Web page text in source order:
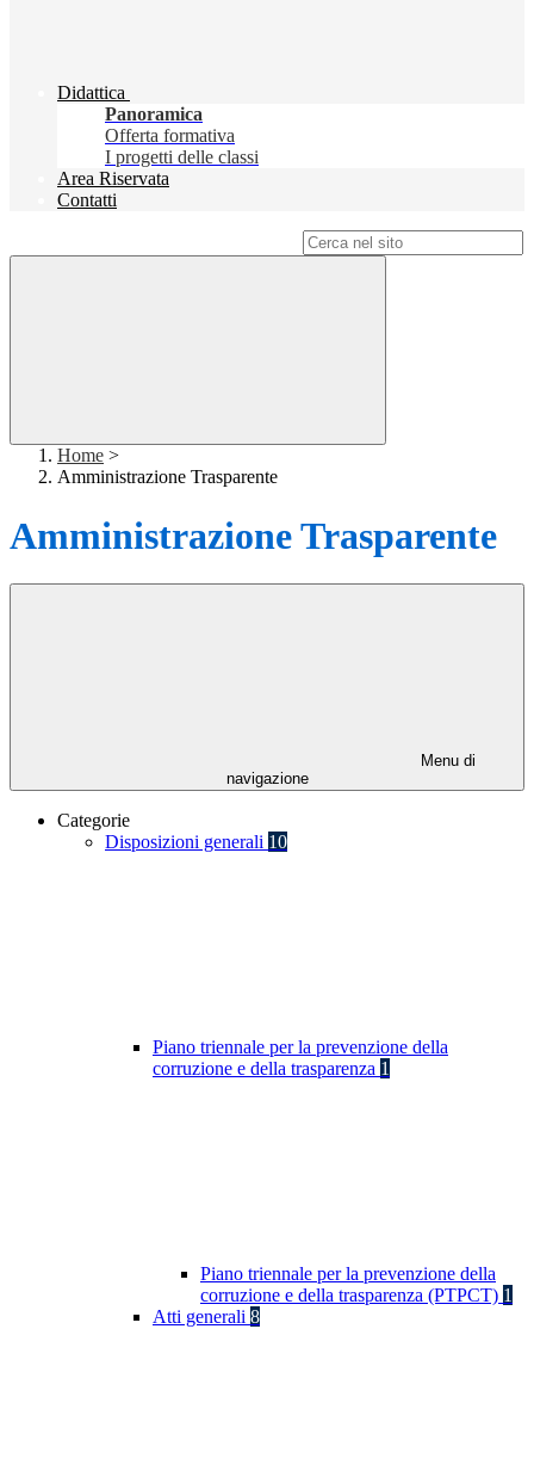
Didattica
Panoramica
Offerta formativa
I progetti delle classi
Area Riservata
Contatti
Home >
Amministrazione Trasparente
Amministrazione Trasparente
Menu di
navigazione
Categorie
Disposizioni generali 10
Piano triennale per la prevenzione della
corruzione e della trasparenza 1
Piano triennale per la prevenzione della
corruzione e della trasparenza (PTPCT) 1
Atti generali 8